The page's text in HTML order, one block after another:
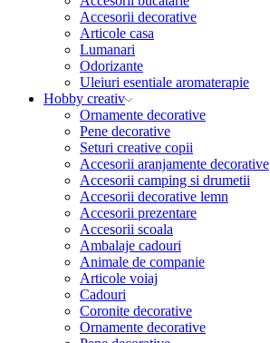
Accesorii decorative
Articole casa
Lumanari
Odorizante
Uleiuri esentiale aromaterapie
Hobby creativ
Ornamente decorative
Pene decorative
Seturi creative copii
Accesorii aranjamente decorative
Accesorii camping si drumetii
Accesorii decorative lemn
Accesorii prezentare
Accesorii scoala
Ambalaje cadouri
Animale de companie
Articole voiaj
Cadouri
Coronite decorative
Ornamente decorative